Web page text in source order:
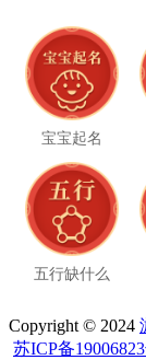
宝宝起名
五行缺什么
Copyright © 2024
苏ICP备